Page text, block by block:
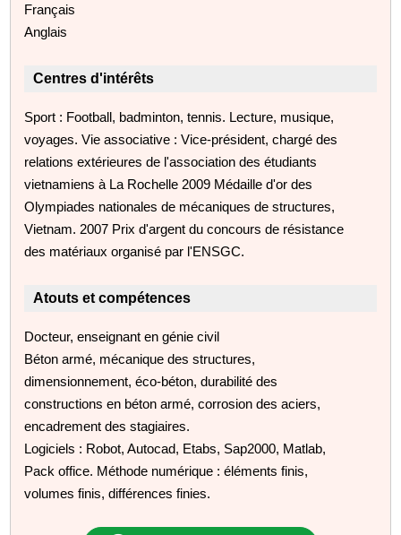
Français
Anglais
Centres d'intérêts
Sport : Football, badminton, tennis. Lecture, musique,
voyages. Vie associative : Vice-président, chargé des
relations extérieures de l'association des étudiants
vietnamiens à La Rochelle 2009 Médaille d'or des
Olympiades nationales de mécaniques de structures,
Vietnam. 2007 Prix d'argent du concours de résistance
des matériaux organisé par l'ENSGC.
Atouts et compétences
Docteur, enseignant en génie civil
Béton armé, mécanique des structures,
dimensionnement, éco-béton, durabilité des
constructions en béton armé, corrosion des aciers,
encadrement des stagiaires.
Logiciels : Robot, Autocad, Etabs, Sap2000, Matlab,
Pack office. Méthode numérique : éléments finis,
volumes finis, différences finies.